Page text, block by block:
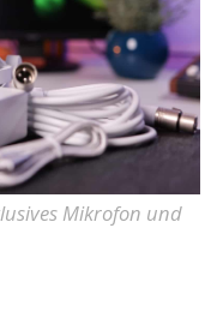
Mikrofon und